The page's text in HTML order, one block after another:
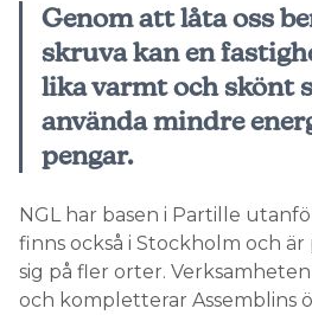
Genom att låta oss
skruva kan en
lika varmt och skönt
använda mindre
pengar.
NGL har basen i Partille
finns också i Stockholm och
sig på fler orter.
och kompletterar Assemblins